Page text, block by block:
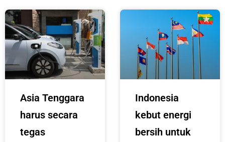
Asia Tenggara
harus secara
tegas
Indonesia
kebut energi
bersih untuk